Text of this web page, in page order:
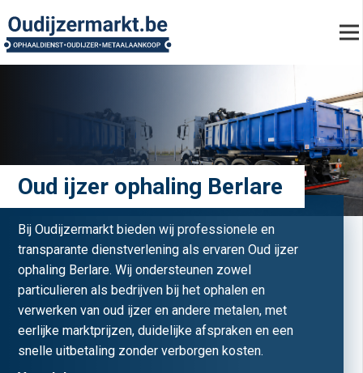
Oud ijzer ophaling Berlare
Bij Oudijzermarkt bieden wij professionele en
transparante dienstverlening als ervaren Oud ijzer
ophaling Berlare. Wij ondersteunen zowel
particulieren als bedrijven bij het ophalen en
verwerken van oud ijzer en andere metalen, met
eerlijke marktprijzen, duidelijke afspraken en een
snelle uitbetaling zonder verborgen kosten.